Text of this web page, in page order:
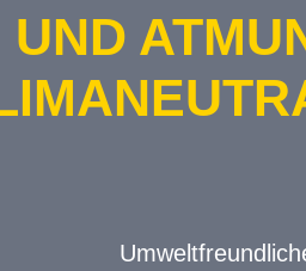
UND